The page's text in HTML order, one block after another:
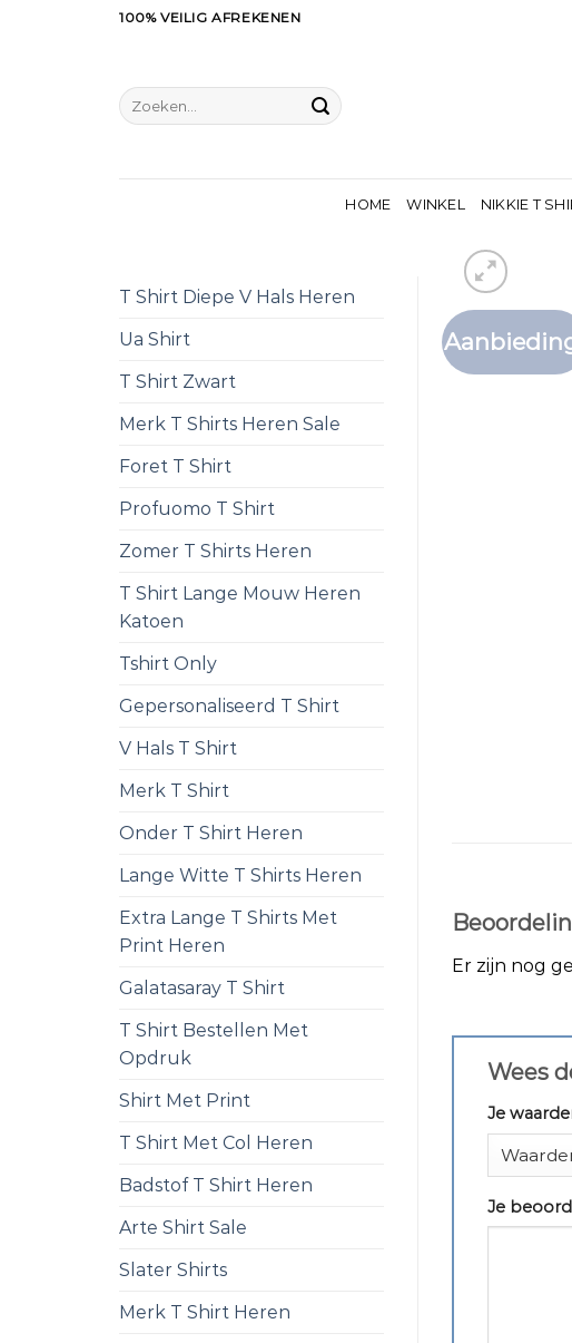
100% VEILIG AFREKENEN
Zoeken
naar:
HOME WINKEL NIKKIE T
T Shirt Diepe V Hals Heren
Ua Shirt
T Shirt Zwart
Merk T Shirts Heren Sale
Foret T Shirt
Profuomo T Shirt
Zomer T Shirts Heren
T Shirt Lange Mouw Heren
Katoen
Tshirt Only
Gepersonaliseerd T Shirt
V Hals T Shirt
Merk T Shirt
Onder T Shirt Heren
Lange Witte T Shirts Heren
Extra Lange T Shirts Met
Print Heren
Galatasaray T Shirt
T Shirt Bestellen Met
Opdruk
Shirt Met Print
T Shirt Met Col Heren
Badstof T Shirt Heren
Arte Shirt Sale
Slater Shirts
Merk T Shirt Heren
Er zijn nog
Wees
Je
Je